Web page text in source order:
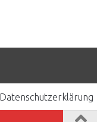
Datenschutzerklärung